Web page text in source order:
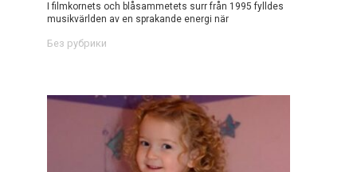
I filmkornets och blåsammetets surr från 1995 fylldes
musikvärlden av en sprakande energi när
Без рубрики